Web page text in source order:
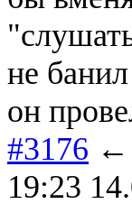
не
он
#3176 ←
19:23